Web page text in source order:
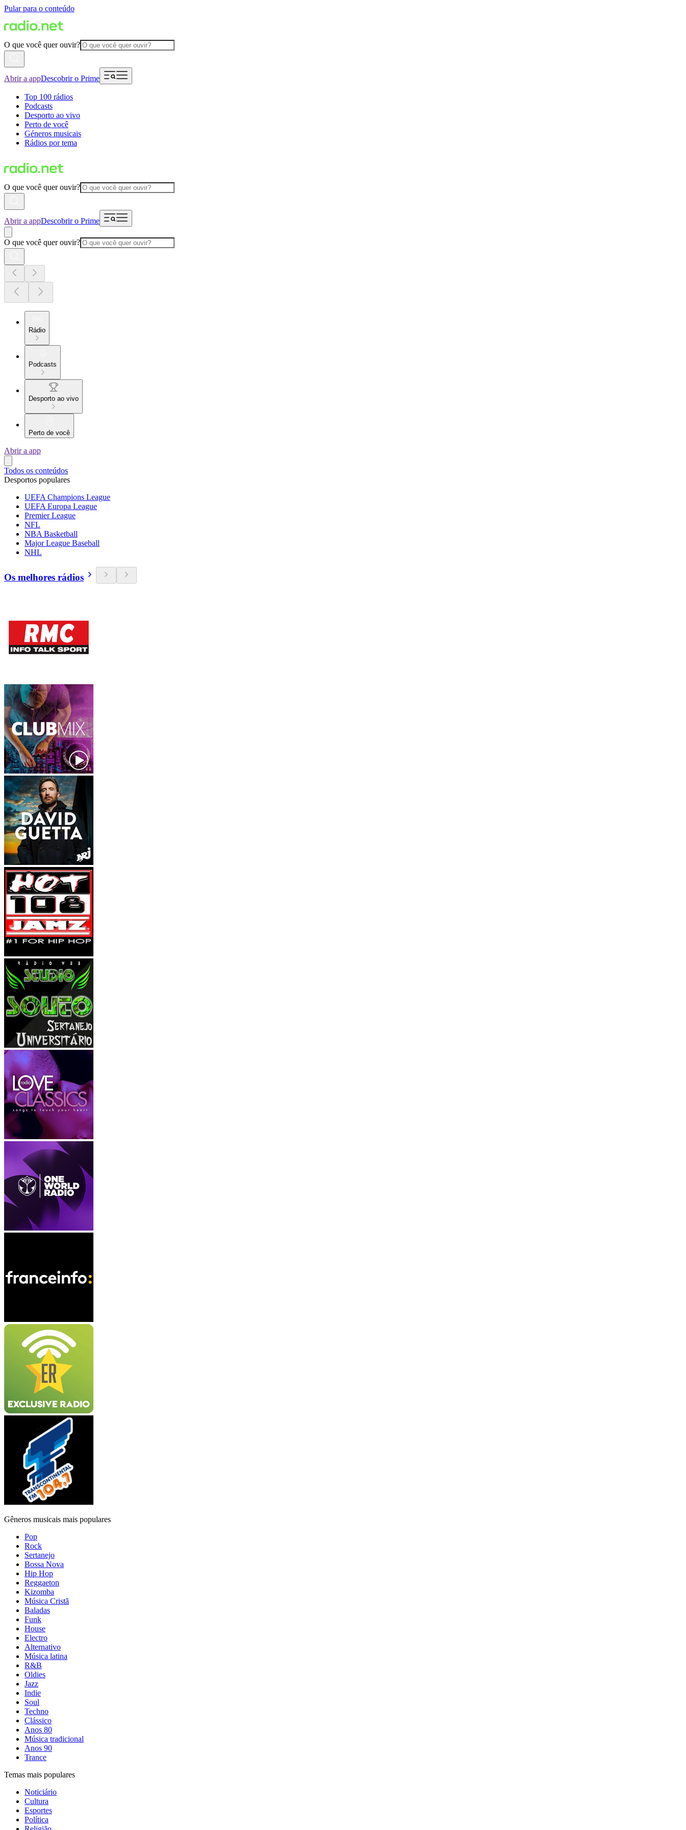
Pular para o conteúdo
O que você quer ouvir?
Abrir a appDescobrir o Prime
Top 100 rádios
Podcasts
Desporto ao vivo
Perto de você
Géneros musicais
Rádios por tema
O que você quer ouvir?
Abrir a appDescobrir o Prime
O que você quer ouvir?
Rádio
Podcasts
Desporto ao vivo
Perto de você
Abrir a app
Todos os conteúdos
Desportos populares
UEFA Champions League
UEFA Europa League
Premier League
NFL
NBA Basketball
Major League Baseball
NHL
Os melhores rádios
Gêneros musicais mais populares
Pop
Rock
Sertanejo
Bossa Nova
Hip Hop
Reggaeton
Kizomba
Música Cristã
Baladas
Funk
House
Electro
Alternativo
Música latina
R&B
Oldies
Jazz
Indie
Soul
Techno
Clássico
Anos 80
Música tradicional
Anos 90
Trance
Temas mais populares
Noticiário
Cultura
Esportes
Política